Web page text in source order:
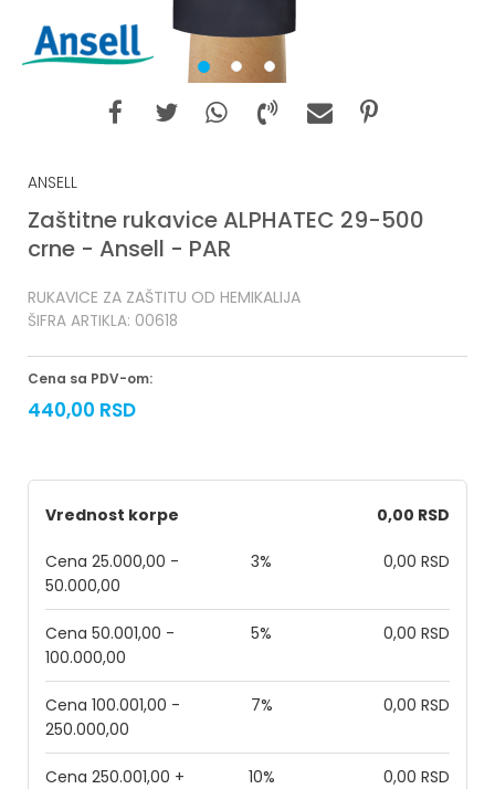
1 2 3
ANSELL
Zaštitne rukavice ALPHATEC 29-500
crne - Ansell - PAR
RUKAVICE ZA ZAŠTITU OD HEMIKALIJA
ŠIFRA ARTIKLA: 00618
Cena sa PDV-om:
440,00 RSD
Vrednost korpe 0,00 RSD
Cena 25.000,00 -
50.000,00
3% 0,00 RSD
Cena 50.001,00 -
100.000,00
5% 0,00 RSD
Cena 100.001,00 -
250.000,00
7% 0,00 RSD
Cena 250.001,00 + 10% 0,00 RSD